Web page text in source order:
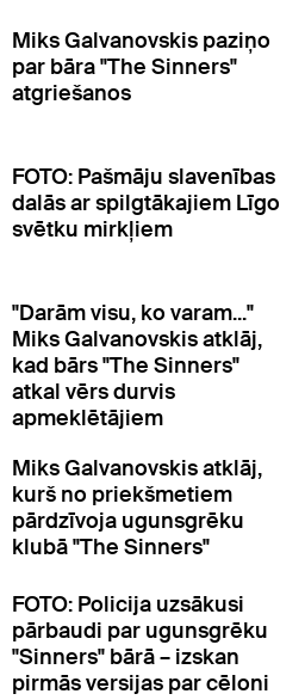
Miks Galvanovskis paziņo
par bāra "The Sinners"
atgriešanos
FOTO: Pašmāju slavenības
dalās ar spilgtākajiem Līgo
svētku mirkļiem
"Darām visu, ko varam..."
Miks Galvanovskis atklāj,
kad bārs "The Sinners"
atkal vērs durvis
apmeklētājiem
Miks Galvanovskis atklāj,
kurš no priekšmetiem
pārdzīvoja ugunsgrēku
klubā "The Sinners"
FOTO: Policija uzsākusi
pārbaudi par ugunsgrēku
"Sinners" bārā – izskan
pirmās versijas par cēloni